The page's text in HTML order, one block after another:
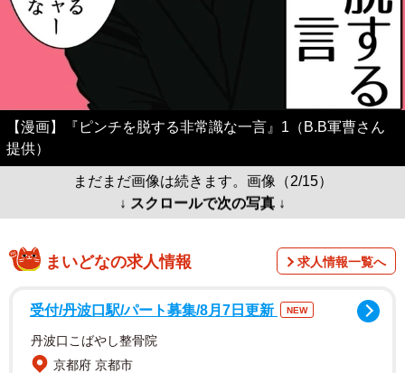
【漫画】『ピンチを脱する非常識な一言』1（B.B軍曹さん
提供）
まだまだ画像は続きます。画像（2/15）
↓ スクロールで次の写真 ↓
まいどなの求人情報 求人情報一覧へ
受付/丹波口駅/パート募集/8月7日更新 NEW
丹波口こばやし整骨院
京都府 京都市